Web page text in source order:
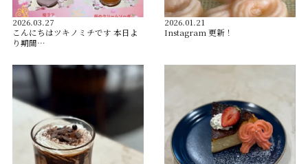
2026.03.27
こんにちはツキノミチです️ 本日よ
り期間…
2026.01.21
Instagram 更新！